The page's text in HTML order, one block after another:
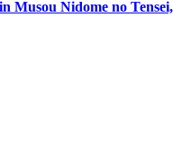
Musou Nidome no